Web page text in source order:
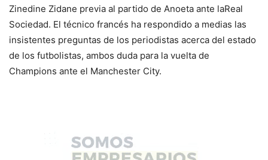
Zinedine Zidane previa al partido de Anoeta ante laReal
Sociedad. El técnico francés ha respondido a medias las
insistentes preguntas de los periodistas acerca del estado
de los futbolistas, ambos duda para la vuelta de
Champions ante el Manchester City.